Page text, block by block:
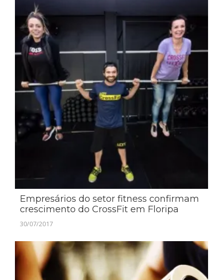
Empresários do setor fitness confirmam
crescimento do CrossFit em Floripa
30/07/2017